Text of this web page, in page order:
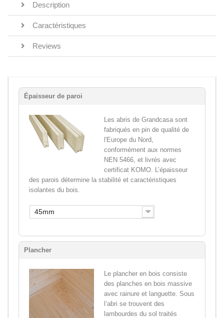
Description
Caractéristiques
Reviews
Épaisseur de paroi
Les abris de Grandcasa sont
fabriqués en pin de qualité de
l'Europe du Nord,
conformément aux normes
NEN 5466, et livrés avec
certificat KOMO. L’épaisseur
des parois détermine la stabilité et caractéristiques
isolantes du bois.
45mm
Plancher
Le plancher en bois consiste
des planches en bois massive
avec rainure et languette. Sous
l’abri se trouvent des
lambourdes du sol traités